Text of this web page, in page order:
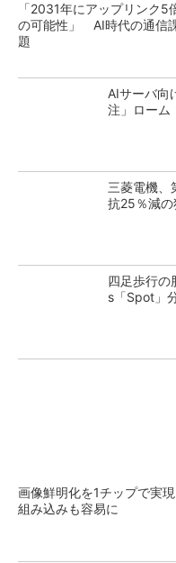
「2031年にアップリンク5
の可能性」 AI時代の通信
題
AIサーバ向
注」ローム
三菱電機
抗25％減の
四足歩行の
s「Spot」
画像鮮明化を1チップで実
組み込みも容易に